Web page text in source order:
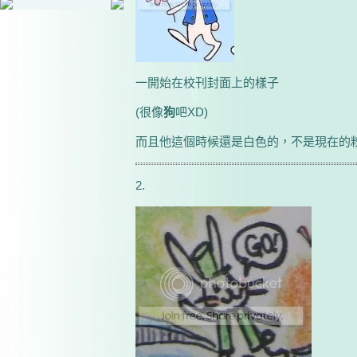
一開始在校刊封面上的樣子
(很像狗吧XD)
而且他這個時候還是白色的，不是現在的
2.